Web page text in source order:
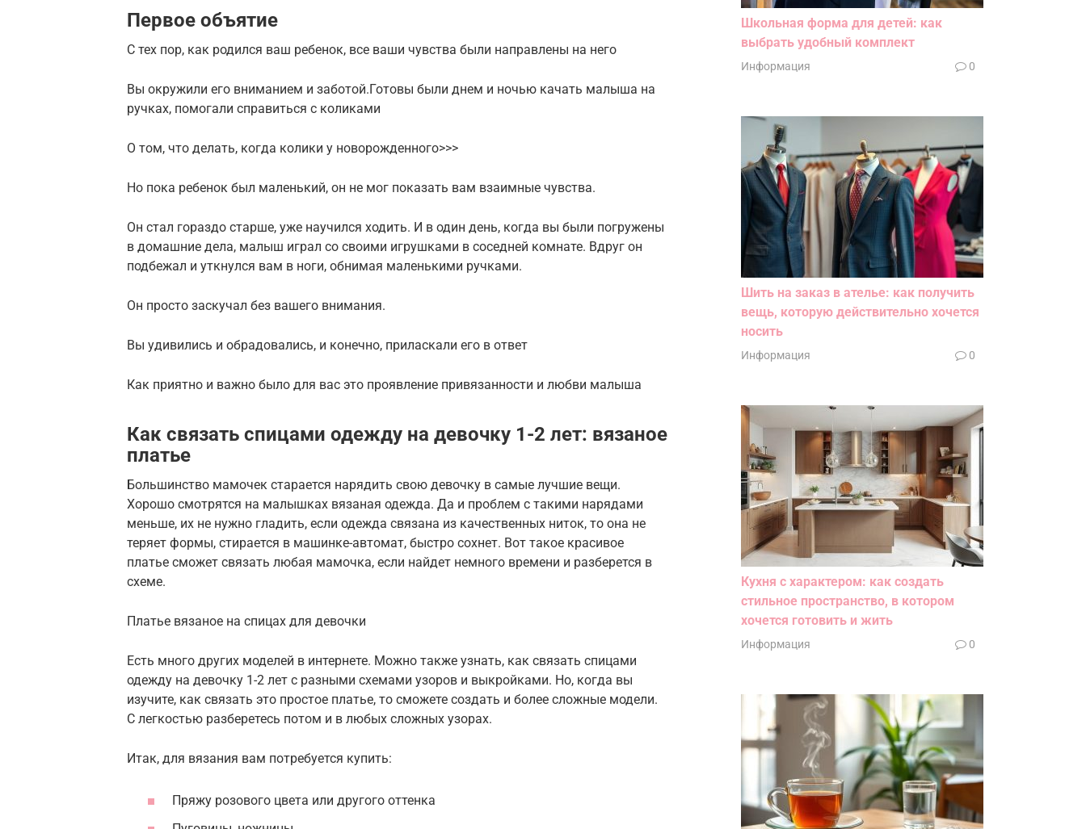
Первое объятие
С тех пор, как родился ваш ребенок, все ваши чувства были направлены на него
Вы окружили его вниманием и заботой.Готовы были днем и ночью качать малыша на
ручках, помогали справиться с коликами
О том, что делать, когда колики у новорожденного>>>
Но пока ребенок был маленький, он не мог показать вам взаимные чувства.
Он стал гораздо старше, уже научился ходить. И в один день, когда вы были погружены
в домашние дела, малыш играл со своими игрушками в соседней комнате. Вдруг он
подбежал и уткнулся вам в ноги, обнимая маленькими ручками.
Он просто заскучал без вашего внимания.
Вы удивились и обрадовались, и конечно, приласкали его в ответ
Как приятно и важно было для вас это проявление привязанности и любви малыша
Как связать спицами одежду на девочку 1-2 лет: вязаное
платье
Большинство мамочек старается нарядить свою девочку в самые лучшие вещи.
Хорошо смотрятся на малышках вязаная одежда. Да и проблем с такими нарядами
меньше, их не нужно гладить, если одежда связана из качественных ниток, то она не
теряет формы, стирается в машинке-автомат, быстро сохнет. Вот такое красивое
платье сможет связать любая мамочка, если найдет немного времени и разберется в
схеме.
Платье вязаное на спицах для девочки
Есть много других моделей в интернете. Можно также узнать, как связать спицами
одежду на девочку 1-2 лет с разными схемами узоров и выкройками. Но, когда вы
изучите, как связать это простое платье, то сможете создать и более сложные модели.
С легкостью разберетесь потом и в любых сложных узорах.
Итак, для вязания вам потребуется купить:
Пряжу розового цвета или другого оттенка
Школьная форма для детей: как
выбрать удобный комплект
Информация 0
Шить на заказ в ателье: как получить
вещь, которую действительно хочется
носить
Информация 0
Кухня с характером: как создать
стильное пространство, в котором
хочется готовить и жить
Информация 0